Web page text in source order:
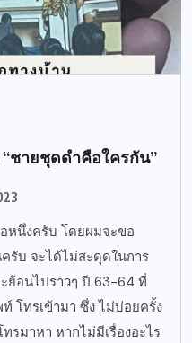
“ชายชุดดำคือใครกัน”
หนึ่งครับ โดยผมจะขอ
รับ จะได้ไม่สะดุดในการ
ย้อนไปราวๆ ปี 63-64 ที่
โทรเข้ามา ซึ่ง ไม่บ่อยครั้ง
มาหา หากไม่มีเรื่องอะไร